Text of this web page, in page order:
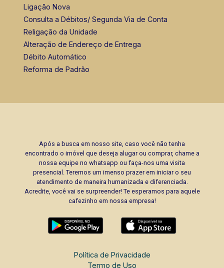
Ligação Nova
Consulta a Débitos/ Segunda Via de Conta
Religação da Unidade
Alteração de Endereço de Entrega
Débito Automático
Reforma de Padrão
Após a busca em nosso site, caso você não tenha
encontrado o imóvel que deseja alugar ou comprar, chame a
nossa equipe no whatsapp ou faça-nos uma visita
presencial. Teremos um imenso prazer em iniciar o seu
atendimento de maneira humanizada e diferenciada.
Acredite, você vai se surpreender! Te esperamos para aquele
cafezinho em nossa empresa!
Política de Privacidade
Termo de Uso